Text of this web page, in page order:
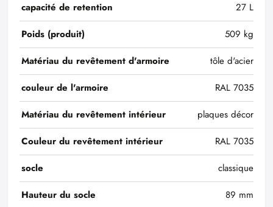
capacité de retention
27 L
Poids (produit)
509 kg
Matériau du revêtement d'armoire
tôle d'acier
couleur de l'armoire
RAL 7035
Matériau du revêtement intérieur
plaques décor
Couleur du revêtement intérieur
RAL 7035
socle
classique
Hauteur du socle
89 mm